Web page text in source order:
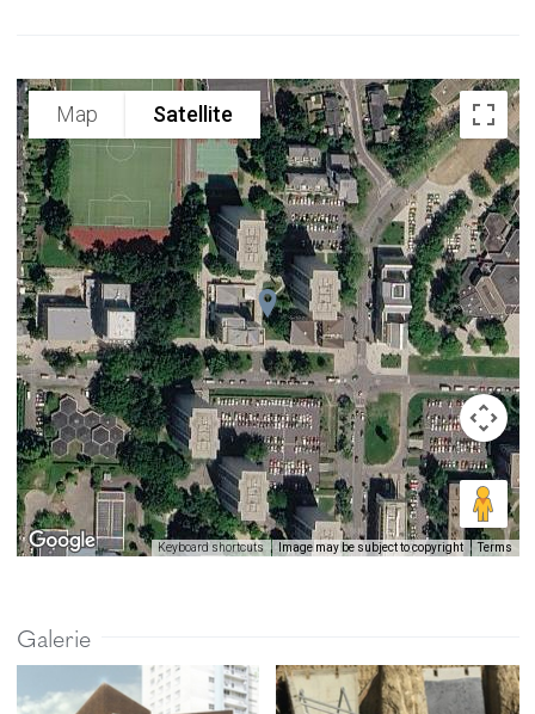
Map Satellite
Keyboard shortcuts Image may be subject to copyright Terms
Galerie